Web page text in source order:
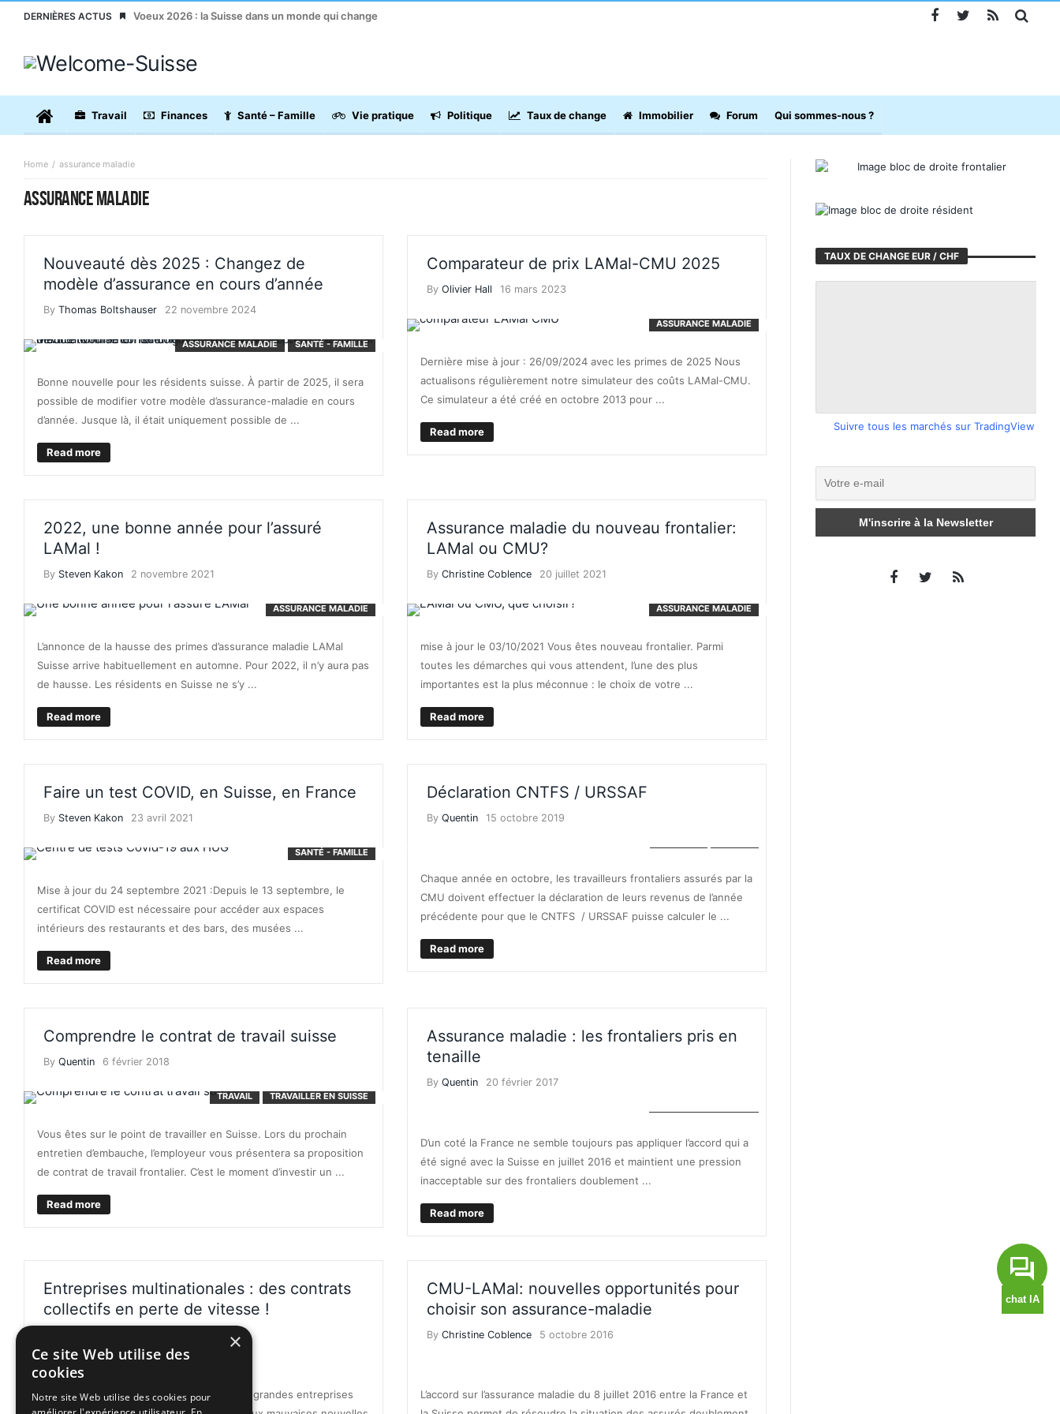
DERNIÈRES ACTUS Voeux 2026 : la Suisse dans un monde qui change
Travail Finances Santé – Famille Vie pratique Politique Taux de change Immobilier Forum Qui sommes-nous ?
Home assurance maladie
ASSURANCE MALADIE
Nouveauté dès 2025 : Changez de
modèle d’assurance en cours d’année
By Thomas Boltshauser 22 novembre 2024
ASSURANCE MALADIE SANTÉ - FAMILLE
Bonne nouvelle pour les résidents suisse. À partir de 2025, il sera
possible de modifier votre modèle d’assurance-maladie en cours
d’année. Jusque là, il était uniquement possible de ...
Read more
Comparateur de prix LAMal-CMU 2025
By Olivier Hall 16 mars 2023
ASSURANCE MALADIE
Dernière mise à jour : 26/09/2024 avec les primes de 2025 Nous
actualisons régulièrement notre simulateur des coûts LAMal-CMU.
Ce simulateur a été créé en octobre 2013 pour ...
Read more
2022, une bonne année pour l’assuré
LAMal !
By Steven Kakon 2 novembre 2021
ASSURANCE MALADIE
L’annonce de la hausse des primes d’assurance maladie LAMal
Suisse arrive habituellement en automne. Pour 2022, il n’y aura pas
de hausse. Les résidents en Suisse ne s’y ...
Read more
Assurance maladie du nouveau frontalier:
LAMal ou CMU?
By Christine Coblence 20 juillet 2021
ASSURANCE MALADIE
mise à jour le 03/10/2021 Vous êtes nouveau frontalier. Parmi
toutes les démarches qui vous attendent, l’une des plus
importantes est la plus méconnue : le choix de votre ...
Read more
Faire un test COVID, en Suisse, en France
By Steven Kakon 23 avril 2021
SANTÉ - FAMILLE
Mise à jour du 24 septembre 2021 :Depuis le 13 septembre, le
certificat COVID est nécessaire pour accéder aux espaces
intérieurs des restaurants et des bars, des musées ...
Read more
Déclaration CNTFS / URSSAF
By Quentin 15 octobre 2019
Chaque année en octobre, les travailleurs frontaliers assurés par la
CMU doivent effectuer la déclaration de leurs revenus de l’année
précédente pour que le CNTFS / URSSAF puisse calculer le ...
Read more
Comprendre le contrat de travail suisse
By Quentin 6 février 2018
TRAVAIL TRAVAILLER EN SUISSE
Vous êtes sur le point de travailler en Suisse. Lors du prochain
entretien d’embauche, l’employeur vous présentera sa proposition
de contrat de travail frontalier. C’est le moment d’investir un ...
Read more
Assurance maladie : les frontaliers pris en
tenaille
By Quentin 20 février 2017
D’un coté la France ne semble toujours pas appliquer l’accord qui a
été signé avec la Suisse en juillet 2016 et maintient une pression
inacceptable sur des frontaliers doublement ...
Read more
Entreprises multinationales : des contrats
collectifs en perte de vitesse !
En octobre et novembre, les employés des grandes entreprises
CMU-LAMal: nouvelles opportunités pour
choisir son assurance-maladie
By Christine Coblence 5 octobre 2016
L’accord sur l’assurance maladie du 8 juillet 2016 entre la France et
TAUX DE CHANGE EUR / CHF
Suivre tous les marchés sur TradingView
×
Ce site Web utilise des
cookies
Notre site Web utilise des cookies pour